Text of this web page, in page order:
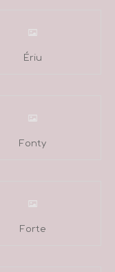
Ériu
Fonty
Forte